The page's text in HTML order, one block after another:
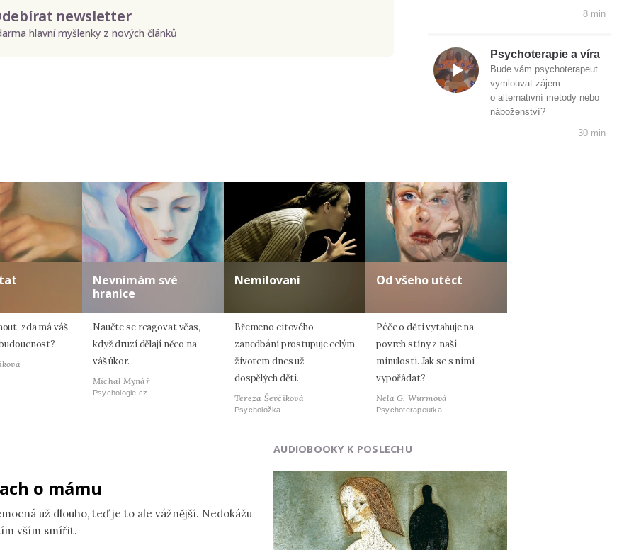
newsletter
hlavní myšlenky z nových článků
8 min
Psychoterapie a víra
Bude vám psychoterapeut
vymlouvat zájem
o alternativní metody nebo
náboženství?
30 min
zda má váš
Nevnímám své
hranice
Naučte se reagovat včas,
když druzí dělají něco na
váš úkor.
Michal Mynář
Psychologie.cz
Nemilovaní
Břemeno citového
zanedbání prostupuje celým
životem dnes už
dospělých dětí.
Tereza Ševčíková
Psycholožka
Od všeho utéct
Péče o děti vytahuje na
povrch stíny z naší
minulosti. Jak se s nimi
vypořádat?
Nela G. Wurmová
Psychoterapeutka
o mámu
už dlouho, teď je to ale vážnější. Nedokážu
vším smířit.
AUDIOBOOKY K POSLECHU